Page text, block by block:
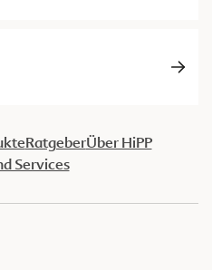
RatgeberÜber HiPP
Services